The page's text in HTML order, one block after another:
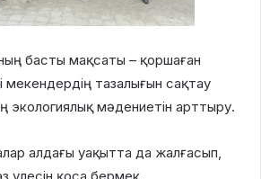
басты мақсаты – қоршаған
мекендердің тазалығын сақтау
экологиялық мәдениетін арттыру.
алдағы уақытта да жалғасып,